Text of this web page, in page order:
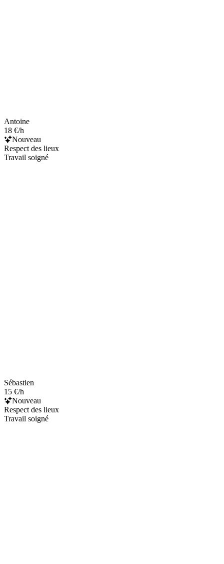
Antoine
18 €/h
Nouveau
Respect des lieux
Travail soigné
Sébastien
15 €/h
Nouveau
Respect des lieux
Travail soigné